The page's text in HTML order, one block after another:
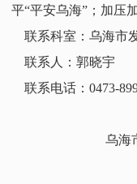
平“平安乌海”；加压
联系科室：乌海市
联系人：郭晓宇
联系电话：0473-
乌海市发展